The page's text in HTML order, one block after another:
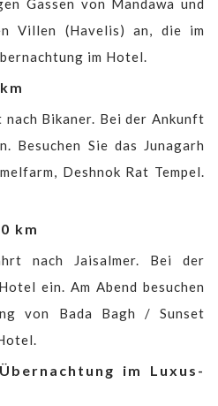
Villen (Havelis) an, die im
im Hotel.
Bikaner. Bei der Ankunft
Besuchen Sie das Junagarh
Deshnok Rat Tempel.
km
nach Jaisalmer. Bei der
ein. Am Abend besuchen
von Bada Bagh / Sunset
im Luxus-